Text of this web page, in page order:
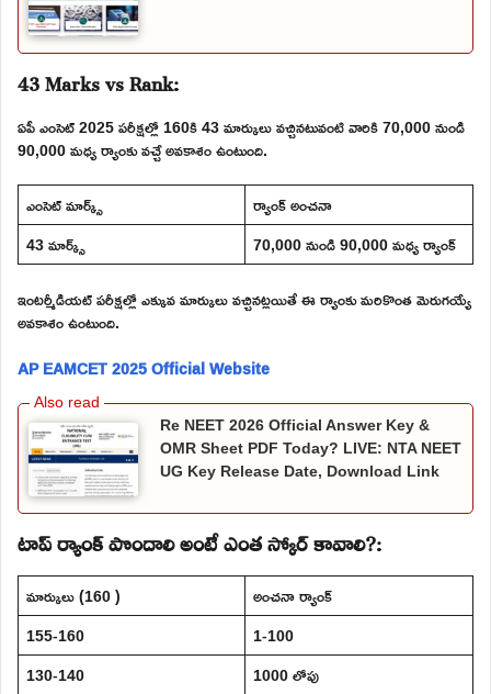
43 Marks vs Rank:
ఏపీ ఎంసెట్ 2025 పరీక్షల్లో 160కి 43 మార్కులు వచ్చినటువంటి వారికి 70,000 నుండి
90,000 మధ్య ర్యాంకు వచ్చే అవకాశం ఉంటుంది.
ఎంసెట్ మార్క్స్
ర్యాంక్ అంచనా
43 మార్క్స్
70,000 నుండి 90,000 మధ్య ర్యాంక్
ఇంటర్మీడియట్ పరీక్షల్లో ఎక్కువ మార్కులు వచ్చినట్లయితే ఈ ర్యాంకు మరికొంత మెరుగయ్యే
అవకాశం ఉంటుంది.
AP EAMCET 2025 Official Website
Re NEET 2026 Official Answer Key &
OMR Sheet PDF Today? LIVE: NTA NEET
UG Key Release Date, Download Link
టాప్ ర్యాంక్ పొందాలి అంటే ఎంత స్కోర్ కావాలి?:
మార్కులు (160 )
అంచనా ర్యాంక్
155-160
1-100
130-140
1000 లోపు